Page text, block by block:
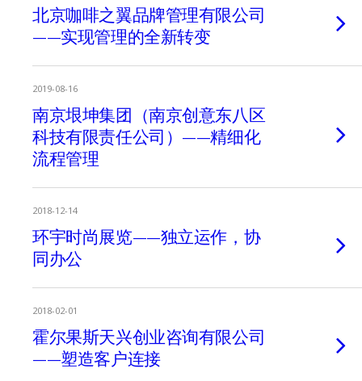
北京咖啡之翼品牌管理有限公司
——实现管理的全新转变
2019-08-16
南京垠坤集团（南京创意东八区
科技有限责任公司）——精细化
流程管理
2018-12-14
环宇时尚展览——独立运作，协
同办公
2018-02-01
霍尔果斯天兴创业咨询有限公司
——塑造客户连接